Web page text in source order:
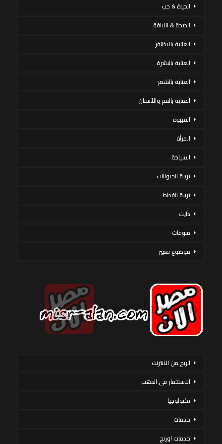
الحياة & حب
الصحة & اللياقة
العناية بالاظافر
العناية بالبشرة
العناية بالشعر
العناية بالفم والأسنان
القهوة
المرأة
السياحة
تربية الحيوانات
تربية القطط
دايت
منوعات
موضوع تعبير
الربح من الانترنت
الاستثمار فى الذهب
تكنولوجيا
خدمات
خدمات اورنج